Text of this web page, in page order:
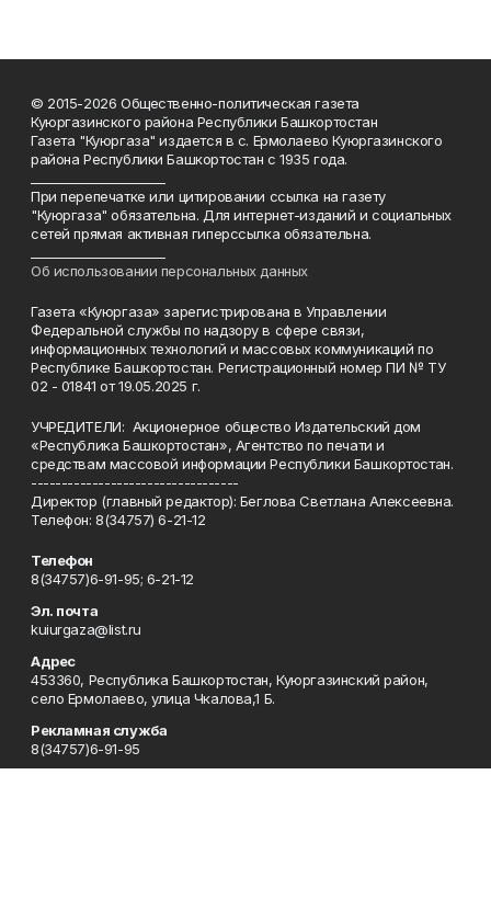
© 2015-2026 Общественно-политическая газета
Куюргазинского района Республики Башкортостан
Газета "Куюргаза" издается в с. Ермолаево Куюргазинского
района Республики Башкортостан с 1935 года.
При перепечатке или цитировании ссылка на газету
"Куюргаза" обязательна. Для интернет-изданий и социальных
сетей прямая активная гиперссылка обязательна.
Об использовании персональных данных
Газета «Куюргаза» зарегистрирована в Управлении
Федеральной службы по надзору в сфере связи,
информационных технологий и массовых коммуникаций по
Республике Башкортостан. Регистрационный номер ПИ № ТУ
02 - 01841 от 19.05.2025 г.
УЧРЕДИТЕЛИ: Акционерное общество Издательский дом
«Республика Башкортостан», Агентство по печати и
средствам массовой информации Республики Башкортостан.
----------------------------------
Директор (главный редактор): Беглова Светлана Алексеевна.
Телефон: 8(34757) 6-21-12
Телефон
8(34757)6-91-95; 6-21-12
Эл. почта
kuiurgaza@list.ru
Адрес
453360, Республика Башкортостан, Куюргазинский район,
село Ермолаево, улица Чкалова,1 Б.
Рекламная служба
8(34757)6-91-95